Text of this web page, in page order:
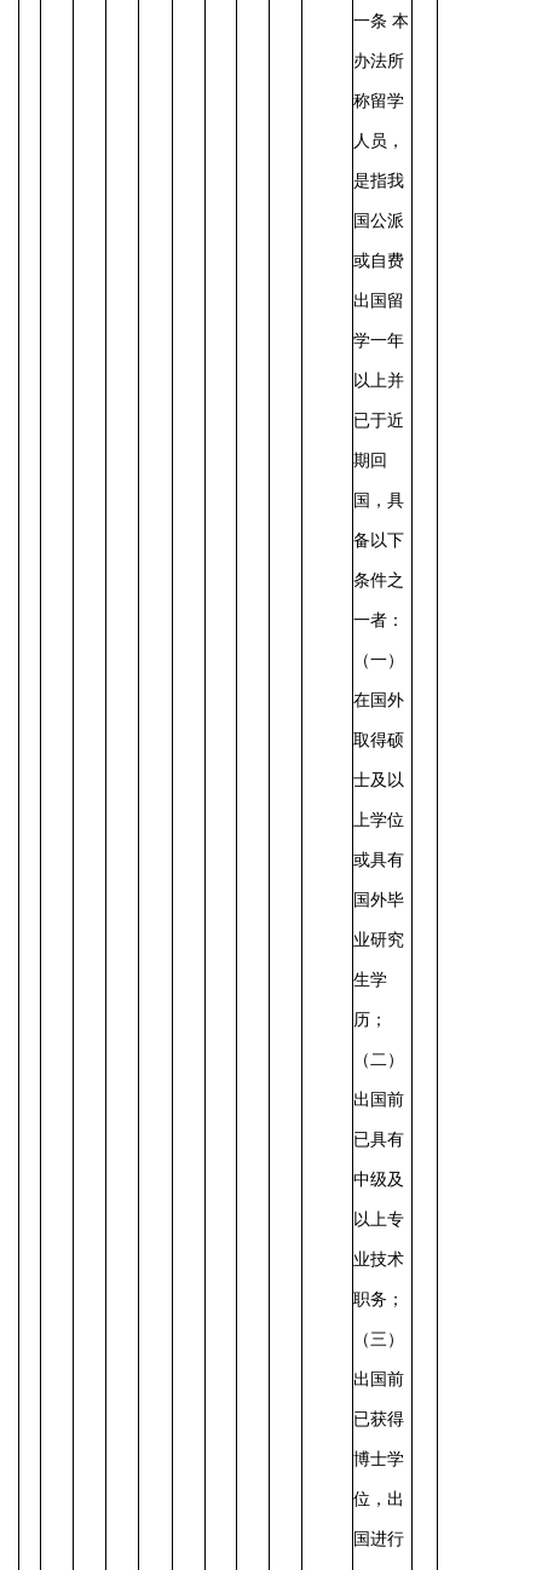
一条 本
办法所
称留学
人员，
是指我
国公派
或自费
出国留
学一年
以上并
已于近
期回
国，具
备以下
条件之
一者：
（一）
在国外
取得硕
士及以
上学位
或具有
国外毕
业研究
生学
历；
（二）
出国前
已具有
中级及
以上专
业技术
职务；
（三）
出国前
已获得
博士学
位，出
国进行